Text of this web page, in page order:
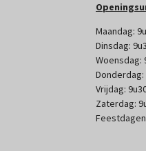
Maandag:
Dinsdag:
Woensdag:
Donderdag:
Vrijdag:
Zaterdag: